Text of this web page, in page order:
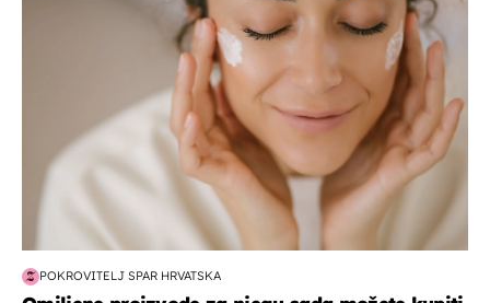
POKROVITELJ SPAR HRVATSKA